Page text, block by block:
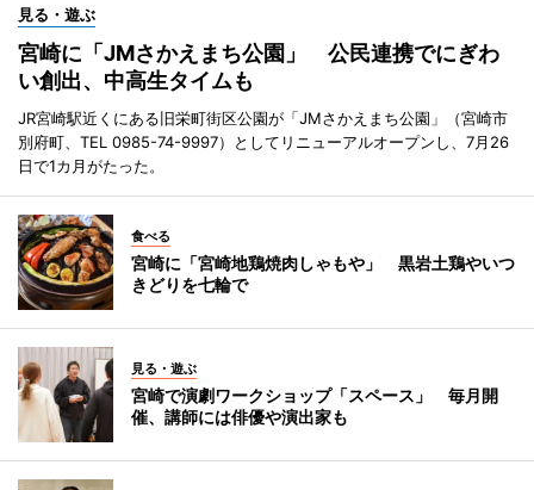
見る・遊ぶ
宮崎に「JMさかえまち公園」 公民連携でにぎわ
い創出、中高生タイムも
JR宮崎駅近くにある旧栄町街区公園が「JMさかえまち公園」（宮崎市
別府町、TEL 0985-74-9997）としてリニューアルオープンし、7月26
日で1カ月がたった。
食べる
宮崎に「宮崎地鶏焼肉しゃもや」 黒岩土鶏やいつ
きどりを七輪で
見る・遊ぶ
宮崎で演劇ワークショップ「スペース」 毎月開
催、講師には俳優や演出家も